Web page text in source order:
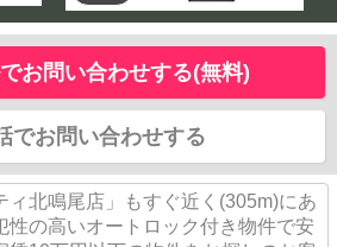
お問い合わせする(無料)
でお問い合わせする
ィ北鳴尾店」もすぐ近く(305m)にあ
性の高いオートロック付き物件で安